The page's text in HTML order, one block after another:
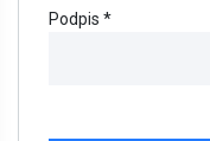
Podpis *